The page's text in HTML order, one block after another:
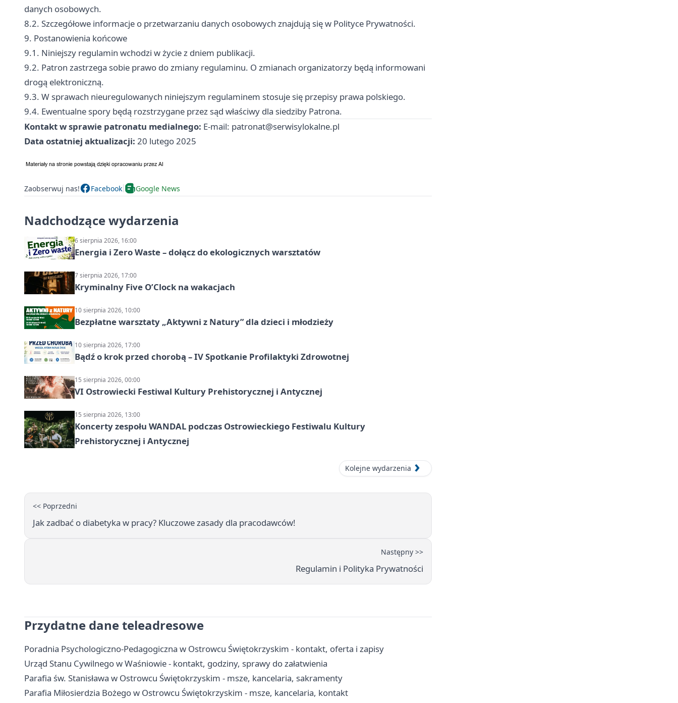
danych osobowych.
8.2. Szczegółowe informacje o przetwarzaniu danych osobowych znajdują się w Polityce Prywatności.
9. Postanowienia końcowe
9.1. Niniejszy regulamin wchodzi w życie z dniem publikacji.
9.2. Patron zastrzega sobie prawo do zmiany regulaminu. O zmianach organizatorzy będą informowani
drogą elektroniczną.
9.3. W sprawach nieuregulowanych niniejszym regulaminem stosuje się przepisy prawa polskiego.
9.4. Ewentualne spory będą rozstrzygane przez sąd właściwy dla siedziby Patrona.
Kontakt w sprawie patronatu medialnego: E-mail: patronat@serwisylokalne.pl
Data ostatniej aktualizacji: 20 lutego 2025
Zaobserwuj nas! Facebook Google News
Nadchodzące wydarzenia
6 sierpnia 2026, 16:00
Energia i Zero Waste – dołącz do ekologicznych warsztatów
7 sierpnia 2026, 17:00
Kryminalny Five O’Clock na wakacjach
10 sierpnia 2026, 10:00
Bezpłatne warsztaty „Aktywni z Natury” dla dzieci i młodzieży
10 sierpnia 2026, 17:00
Bądź o krok przed chorobą – IV Spotkanie Profilaktyki Zdrowotnej
15 sierpnia 2026, 00:00
VI Ostrowiecki Festiwal Kultury Prehistorycznej i Antycznej
15 sierpnia 2026, 13:00
Koncerty zespołu WANDAL podczas Ostrowieckiego Festiwalu Kultury
Prehistorycznej i Antycznej
Kolejne wydarzenia
<< Poprzedni
Jak zadbać o diabetyka w pracy? Kluczowe zasady dla pracodawców!
Następny >>
Regulamin i Polityka Prywatności
Przydatne dane teleadresowe
Poradnia Psychologiczno-Pedagogiczna w Ostrowcu Świętokrzyskim - kontakt, oferta i zapisy
Urząd Stanu Cywilnego w Waśniowie - kontakt, godziny, sprawy do załatwienia
Parafia św. Stanisława w Ostrowcu Świętokrzyskim - msze, kancelaria, sakramenty
Parafia Miłosierdzia Bożego w Ostrowcu Świętokrzyskim - msze, kancelaria, kontakt